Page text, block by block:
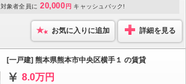
対象者全員に 20,000 円 キャッシュバック!
お気に入りに追加 詳細を見る
[一戸建] 熊本県熊本市中央区横手１ の賃貸
8.0万円